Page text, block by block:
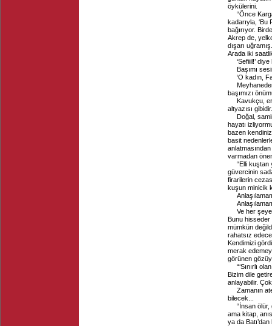
öykülerini.
“Önce
kadarıyla, ‘Bu
bağırıyor.
Akrep de,
dışarı
Arada iki
‘Sefiiil!’
Başımı
‘O kadın,
başımızı
Kavukçu,
altyazısı gibidir.
Doğal,
hayatı
bazen
basit
varmadan
“Elli kuştan
güvercinin
firarilerin
kuşun minicik
Ve her
Bunu hisseder
mümkün
rahatsız
Kendimizi
merak
görünen
“‘Sınırlı
Bizim dile
anlayabilir.
Zamanın
bilecek...
“İnsan
ama kitap,
ya da